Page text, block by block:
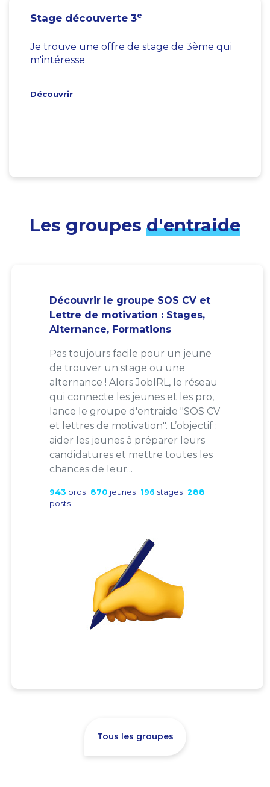
Stage découverte 3e
Je trouve une offre de stage de 3ème qui
m'intéresse
Découvrir
Les groupes d'entraide
Découvrir le groupe SOS CV et
Lettre de motivation : Stages,
Alternance, Formations
Pas toujours facile pour un jeune
de trouver un stage ou une
alternance ! Alors JobIRL, le réseau
qui connecte les jeunes et les pro,
lance le groupe d'entraide "SOS CV
et lettres de motivation". L’objectif :
aider les jeunes à préparer leurs
candidatures et mettre toutes les
chances de leur...
943 pros 870 jeunes 196 stages 288
posts
Tous les groupes